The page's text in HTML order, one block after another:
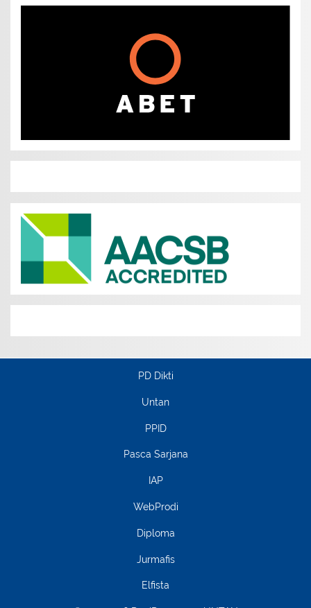
PD Dikti
Untan
PPID
Pasca Sarjana
IAP
WebProdi
Diploma
Jurmafis
Elfista